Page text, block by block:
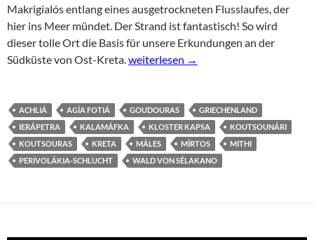
Makrigialós entlang eines ausgetrockneten Flusslaufes, der
hier ins Meer mündet. Der Strand ist fantastisch! So wird
dieser tolle Ort die Basis für unsere Erkundungen an der
Südküste von Ost-Kreta.Kreta: Highlights rund um die
weiterlesen →
ACHLIÁ AGÍA FOTIÁ GOUDOURAS
GRIECHENLAND
IERÁPETRA
KALAMÁFKA KLOSTER KAPSA
KOUTSOUNÁRI
KOUTSOURAS
KRETA MÁLES MÍRTOS
MITHI
PERIVOLÁKIA-SCHLUCHT
WALD VON SÉLAKANO